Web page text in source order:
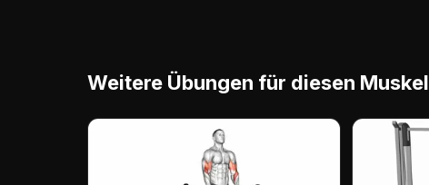
Weitere Übungen für diesen Muskel